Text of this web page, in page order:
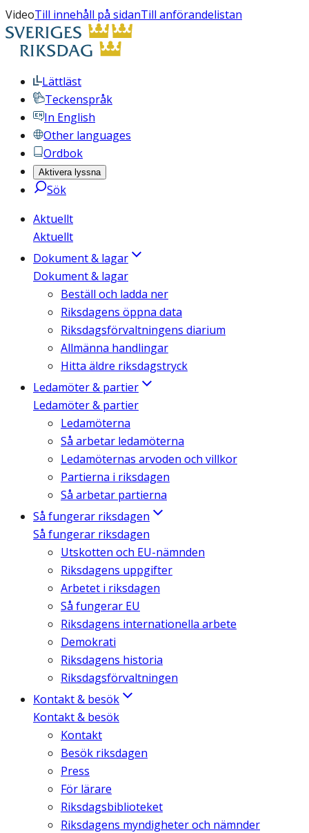
VideoTill innehåll på sidanTill anförandelistan
Lättläst
Teckenspråk
In English
Other languages
Ordbok
Aktivera lyssna
Sök
Aktuellt
Aktuellt
Dokument & lagar
Dokument & lagar
Beställ och ladda ner
Riksdagens öppna data
Riksdagsförvaltningens diarium
Allmänna handlingar
Hitta äldre riksdagstryck
Ledamöter & partier
Ledamöter & partier
Ledamöterna
Så arbetar ledamöterna
Ledamöternas arvoden och villkor
Partierna i riksdagen
Så arbetar partierna
Så fungerar riksdagen
Så fungerar riksdagen
Utskotten och EU-nämnden
Riksdagens uppgifter
Arbetet i riksdagen
Så fungerar EU
Riksdagens internationella arbete
Demokrati
Riksdagens historia
Riksdagsförvaltningen
Kontakt & besök
Kontakt & besök
Kontakt
Besök riksdagen
Press
För lärare
Riksdagsbiblioteket
Riksdagens myndigheter och nämnder